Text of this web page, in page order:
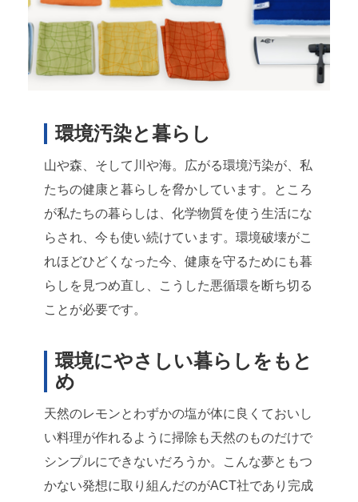
環境汚染と暮らし
山や森、そして川や海。広がる環境汚染が、私
たちの健康と暮らしを脅かしています。ところ
が私たちの暮らしは、化学物質を使う生活にな
らされ、今も使い続けています。環境破壊がこ
れほどひどくなった今、健康を守るためにも暮
らしを見つめ直し、こうした悪循環を断ち切る
ことが必要です。
環境にやさしい暮らしをもと
め
天然のレモンとわずかの塩が体に良くておいし
い料理が作れるように掃除も天然のものだけで
シンプルにできないだろうか。こんな夢ともつ
かない発想に取り組んだのがACT社であり完成